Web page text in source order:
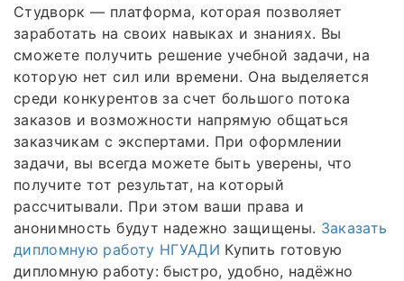
Студворк — платформа, которая позволяет
заработать на своих навыках и знаниях. Вы
сможете получить решение учебной задачи, на
которую нет сил или времени. Она выделяется
среди конкурентов за счет большого потока
заказов и возможности напрямую общаться
заказчикам с экспертами. При оформлении
задачи, вы всегда можете быть уверены, что
получите тот результат, на который
рассчитывали. При этом ваши права и
анонимность будут надежно защищены. Заказать
дипломную работу НГУАДИ Купить готовую
дипломную работу: быстро, удобно, надёжно